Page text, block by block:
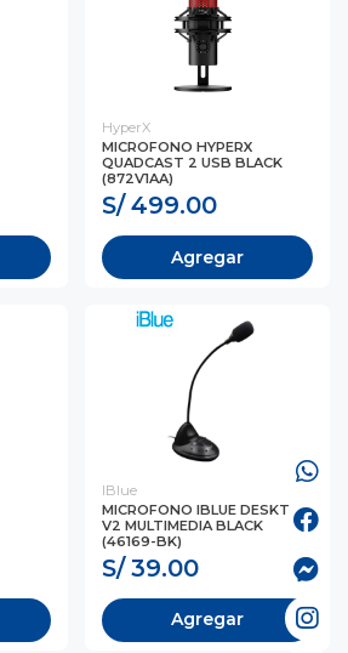
HyperX
MICROFONO HYPERX
QUADCAST 2 USB BLACK
(872V1AA)
S/ 499.00
Agregar
IBlue
MICROFONO IBLUE DESKTOP
V2 MULTIMEDIA BLACK
(46169-BK)
S/ 39.00
Agregar